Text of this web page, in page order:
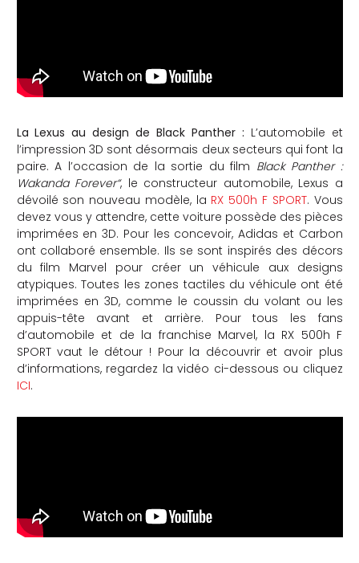
La Lexus au design de Black Panther : L’automobile et
l’impression 3D sont désormais deux secteurs qui font la
paire. A l’occasion de la sortie du film Black Panther :
Wakanda Forever“, le constructeur automobile, Lexus a
dévoilé son nouveau modèle, la RX 500h F SPORT. Vous
devez vous y attendre, cette voiture possède des pièces
imprimées en 3D. Pour les concevoir, Adidas et Carbon
ont collaboré ensemble. Ils se sont inspirés des décors
du film Marvel pour créer un véhicule aux designs
atypiques. Toutes les zones tactiles du véhicule ont été
imprimées en 3D, comme le coussin du volant ou les
appuis-tête avant et arrière. Pour tous les fans
d’automobile et de la franchise Marvel, la RX 500h F
SPORT vaut le détour ! Pour la découvrir et avoir plus
d’informations, regardez la vidéo ci-dessous ou cliquez
ICI.